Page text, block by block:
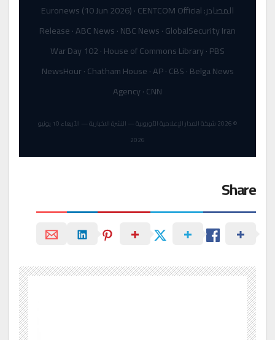
المصادر: Euronews (10 Jun 2026) · CENTCOM Official
Release · ABC News · NBC News · GlobalSecurity Iran
War Day 102 · House of Commons Library · PBS
NewsHour · Chatham House · AP · CBS · Belga News
Agency · CNN
© 2026 شبكة المدار الإعلامية الأوروبية — النشرة الاخبارية — الأربعاء 10 يونيو
2026
Share